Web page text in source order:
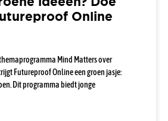
Online
Mind Matters over
Futureproof Online een groen jasje:
Dit programma biedt jonge